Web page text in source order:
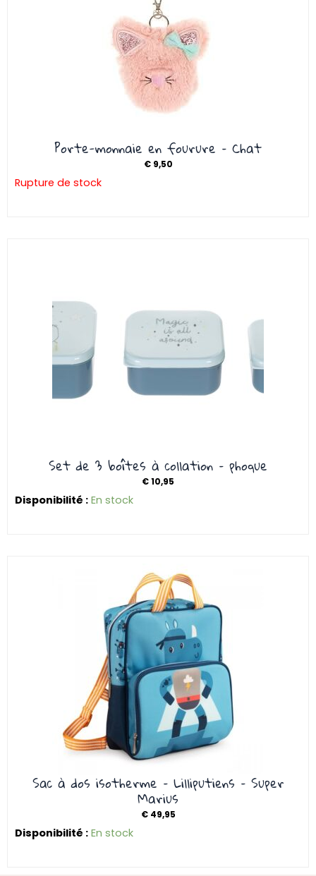
Porte-monnaie en fourure – Chat
€9,50
Rupture de stock
Set de 3 boîtes à collation – phoque
€10,95
Disponibilité : En stock
Sac à dos isotherme – Lilliputiens – Super
Marius
€49,95
Disponibilité : En stock